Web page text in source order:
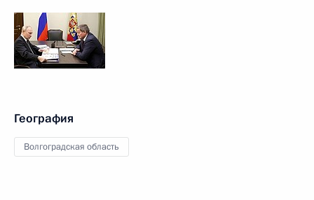
География
Волгоградская область